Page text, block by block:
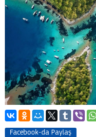
Facebook-da Paylaş